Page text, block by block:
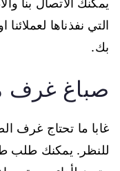
التي نفذناها
بك.
صباغ غرف
غابا ما تحتاج غرف
للنظر. يمكنك طلب